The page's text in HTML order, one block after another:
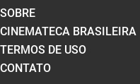
SOBRE
CINEMATECA BRASILEIRA
TERMOS DE USO
CONTATO